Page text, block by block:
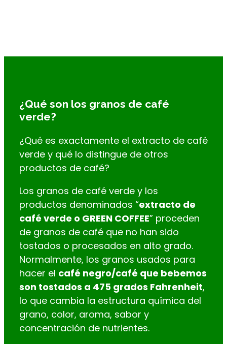
¿Qué son los granos de café
verde?
¿Qué es exactamente el extracto de café
verde y qué lo distingue de otros
productos de café?
Los granos de café verde y los
productos denominados “extracto de
café verde o GREEN COFFEE” proceden
de granos de café que no han sido
tostados o procesados en alto grado.
Normalmente, los granos usados para
hacer el café negro/café que bebemos
son tostados a 475 grados Fahrenheit,
lo que cambia la estructura química del
grano, color, aroma, sabor y
concentración de nutrientes.